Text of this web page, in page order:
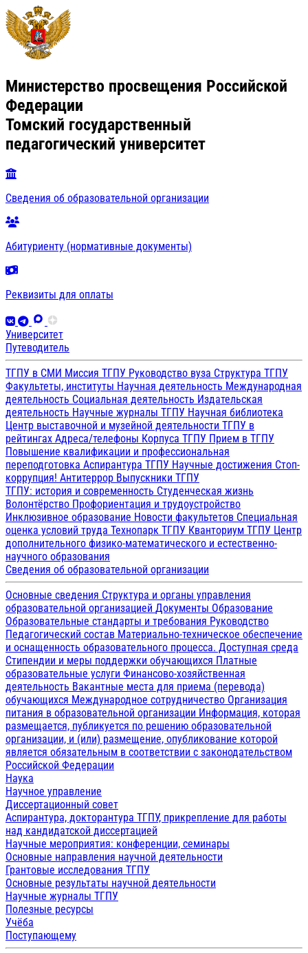
Министерство просвещения Российской
Федерации
Томский государственный
педагогический университет
Сведения об образовательной организации
Абитуриенту (нормативные документы)
Реквизиты для оплаты
Университет
Путеводитель
ТГПУ в СМИ Миссия ТГПУ Руководство вуза Структура ТГПУ
Факультеты, институты Научная деятельность Международная
деятельность Социальная деятельность Издательская
деятельность Научные журналы ТГПУ Научная библиотека
Центр выставочной и музейной деятельности ТГПУ в
рейтингах Адреса/телефоны Корпуса ТГПУ Прием в ТГПУ
Повышение квалификации и профессиональная
переподготовка Аспирантура ТГПУ Научные достижения Стоп-
коррупция! Антитеррор Выпускники ТГПУ
ТГПУ: история и современность Студенческая жизнь
Волонтёрство Профориентация и трудоустройство
Инклюзивное образование Новости факультетов Специальная
оценка условий труда Технопарк ТГПУ Кванториум ТГПУ Центр
дополнительного физико-математического и естественно-
научного образования
Сведения об образовательной организации
Основные сведения Структура и органы управления
образовательной организацией Документы Образование
Образовательные стандарты и требования Руководство
Педагогический состав Материально-техническое обеспечение
и оснащенность образовательного процесса. Доступная среда
Стипендии и меры поддержки обучающихся Платные
образовательные услуги Финансово-хозяйственная
деятельность Вакантные места для приема (перевода)
обучающихся Международное сотрудничество Организация
питания в образовательной организации Информация, которая
размещается, публикуется по решению образовательной
организации, и (или) размещение, опубликование которой
является обязательным в соответствии с законодательством
Российской Федерации
Наука
Научное управление
Диссертационный совет
Аспирантура, докторантура ТГПУ, прикрепление для работы
над кандидатской диссертацией
Научные мероприятия: конференции, семинары
Основные направления научной деятельности
Грантовые исследования ТГПУ
Основные результаты научной деятельности
Научные журналы ТГПУ
Полезные ресурсы
Учёба
Поступающему